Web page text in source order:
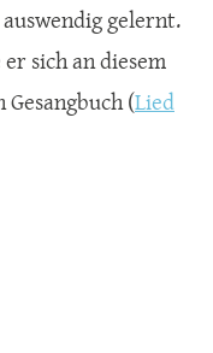
gelernt.
sich an diesem
(Lied